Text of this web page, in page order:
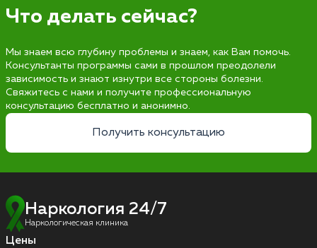
Что делать сейчас?
Мы знаем всю глубину проблемы и знаем, как Вам помочь.
Консультанты программы сами в прошлом преодолели
зависимость и знают изнутри все стороны болезни.
Свяжитесь с нами и получите профессиональную
консультацию бесплатно и анонимно.
Получить консультацию
Наркология 24/7
Наркологическая клиника
Цены